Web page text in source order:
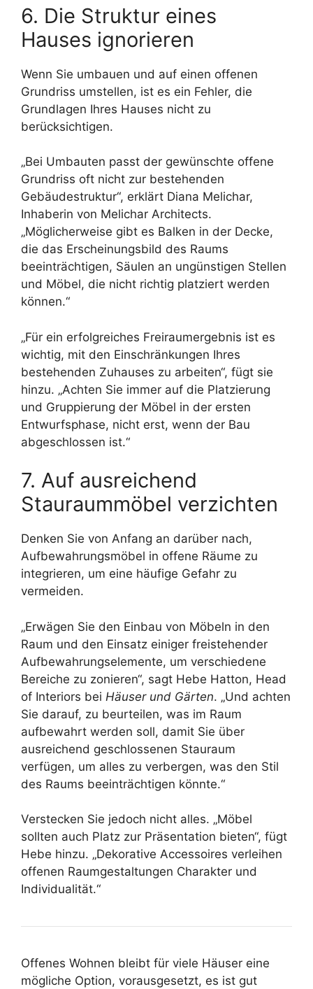
6. Die Struktur eines
Hauses ignorieren
Wenn Sie umbauen und auf einen offenen
Grundriss umstellen, ist es ein Fehler, die
Grundlagen Ihres Hauses nicht zu
berücksichtigen.
„Bei Umbauten passt der gewünschte offene
Grundriss oft nicht zur bestehenden
Gebäudestruktur“, erklärt Diana Melichar,
Inhaberin von Melichar Architects.
„Möglicherweise gibt es Balken in der Decke,
die das Erscheinungsbild des Raums
beeinträchtigen, Säulen an ungünstigen Stellen
und Möbel, die nicht richtig platziert werden
können.“
„Für ein erfolgreiches Freiraumergebnis ist es
wichtig, mit den Einschränkungen Ihres
bestehenden Zuhauses zu arbeiten“, fügt sie
hinzu. „Achten Sie immer auf die Platzierung
und Gruppierung der Möbel in der ersten
Entwurfsphase, nicht erst, wenn der Bau
abgeschlossen ist.“
7. Auf ausreichend
Stauraummöbel verzichten
Denken Sie von Anfang an darüber nach,
Aufbewahrungsmöbel in offene Räume zu
integrieren, um eine häufige Gefahr zu
vermeiden.
„Erwägen Sie den Einbau von Möbeln in den
Raum und den Einsatz einiger freistehender
Aufbewahrungselemente, um verschiedene
Bereiche zu zonieren“, sagt Hebe Hatton, Head
of Interiors bei Häuser und Gärten. „Und achten
Sie darauf, zu beurteilen, was im Raum
aufbewahrt werden soll, damit Sie über
ausreichend geschlossenen Stauraum
verfügen, um alles zu verbergen, was den Stil
des Raums beeinträchtigen könnte.“
Verstecken Sie jedoch nicht alles. „Möbel
sollten auch Platz zur Präsentation bieten“, fügt
Hebe hinzu. „Dekorative Accessoires verleihen
offenen Raumgestaltungen Charakter und
Individualität.“
Offenes Wohnen bleibt für viele Häuser eine
mögliche Option, vorausgesetzt, es ist gut